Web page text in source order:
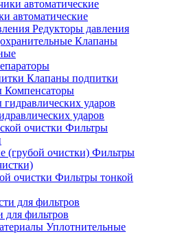
автоматические
Редукторы давления
Клапаны
Клапаны подпитки
Компенсаторы
ударов
Фильтры
Фильтры
Фильтры тонкой
для фильтров
Уплотнительные